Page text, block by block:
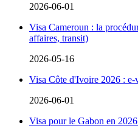
2026-06-01
Visa Cameroun : la
affaires, transit)
2026-05-16
Visa Côte d'Ivoire 2026 : e-
2026-06-01
Visa pour le Gabon en